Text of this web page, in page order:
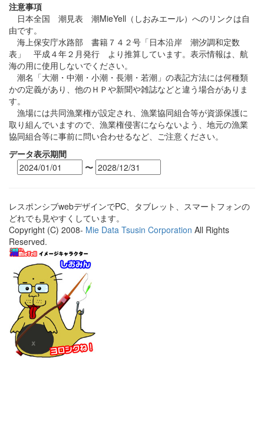
注意事項
日本全国 潮見表 潮MieYell（しおみエール）へのリンクは自
由です。
海上保安庁水路部 書籍７４２号「日本沿岸 潮汐調和定数
表」 平成４年２月発行 より推算しています。表示情報は、航
海の用に使用しないでください。
潮名「大潮・中潮・小潮・長潮・若潮」の表記方法には何種類
かの定義があり、他のＨＰや新聞や雑誌などと違う場合がありま
す。
漁場には共同漁業権が設定され、漁業協同組合等が資源保護に
取り組んでいますので、漁業権侵害にならないよう、地元の漁業
協同組合等に事前に問い合わせるなど、ご注意ください。
データ表示期間
〜
レスポンシブwebデザインでPC、タブレット、スマートフォンの
どれでも見やすくしています。
Copyright (C) 2008- Mie Data Tsusin Corporation All Rights
Reserved.